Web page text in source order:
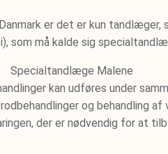
er det er kun tandlæger,
som må kalde sig
kan udføres under
og behandling
der er nødvendig for at